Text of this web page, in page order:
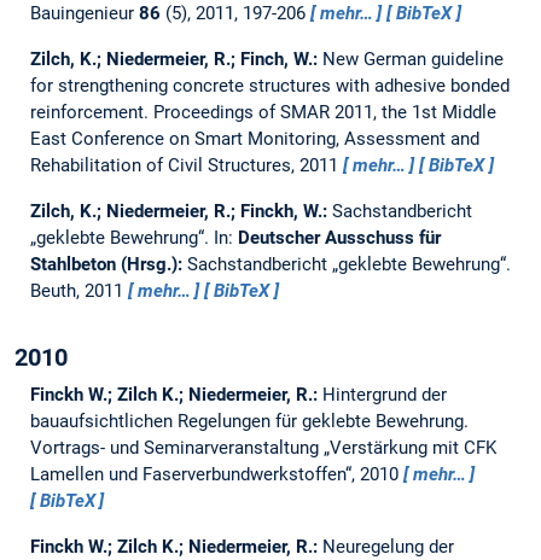
Bauingenieur 86 (5), 2011, 197-206 mehr… BibTeX
Zilch, K.; Niedermeier, R.; Finch, W.: New German guideline
for strengthening concrete structures with adhesive bonded
reinforcement. Proceedings of SMAR 2011, the 1st Middle
East Conference on Smart Monitoring, Assessment and
Rehabilitation of Civil Structures, 2011
mehr… BibTeX
Zilch, K.; Niedermeier, R.; Finckh, W.: Sachstandbericht
„geklebte Bewehrung“. In: Deutscher Ausschuss für
Stahlbeton (Hrsg.): Sachstandbericht „geklebte Bewehrung“.
Beuth, 2011
mehr… BibTeX
2010
Finckh W.; Zilch K.; Niedermeier, R.: Hintergrund der
bauaufsichtlichen Regelungen für geklebte Bewehrung.
Vortrags- und Seminarveranstaltung „Verstärkung mit CFK
Lamellen und Faserverbundwerkstoffen“, 2010
mehr…
BibTeX
Finckh W.; Zilch K.; Niedermeier, R.: Neuregelung der